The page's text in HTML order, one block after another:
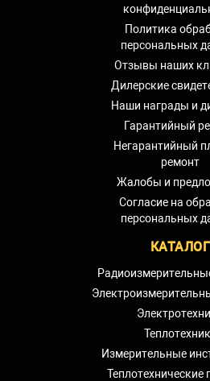
Политика
персональных
Отзывы наших
Дилерские
Наши награды и
Гарантийный
Негарантийный
ремонт
Жалобы и
Согласие на
персональных
КАТАЛОГ
Измерительные
Теплотехнические